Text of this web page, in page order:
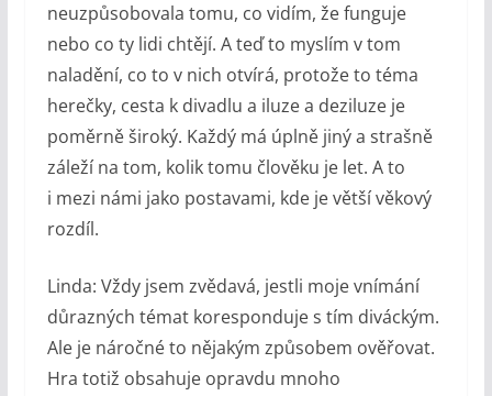
neuzpůsobovala tomu, co vidím, že funguje
nebo co ty lidi chtějí. A teď to myslím v tom
naladění, co to v nich otvírá, protože to téma
herečky, cesta k divadlu a iluze a deziluze je
poměrně široký. Každý má úplně jiný a strašně
záleží na tom, kolik tomu člověku je let. A to
i mezi námi jako postavami, kde je větší věkový
rozdíl.
Linda: Vždy jsem zvědavá, jestli moje vnímání
důrazných témat koresponduje s tím diváckým.
Ale je náročné to nějakým způsobem ověřovat.
Hra totiž obsahuje opravdu mnoho